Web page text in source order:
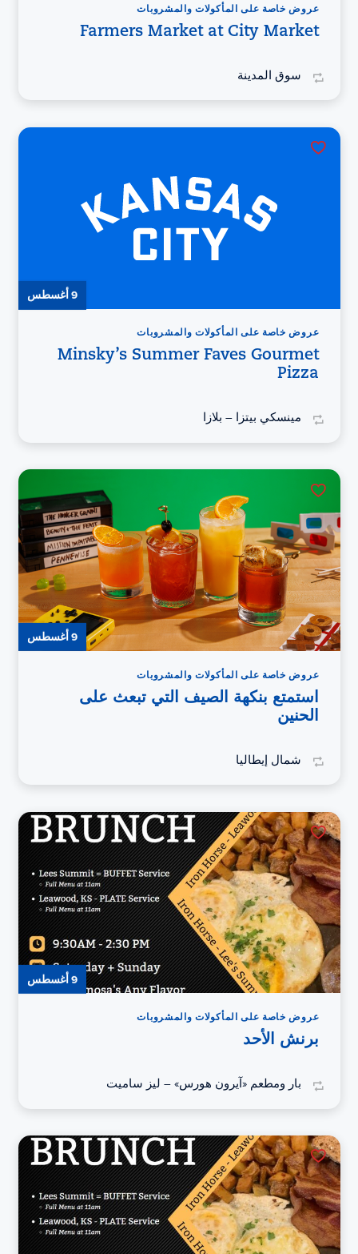
عروض خاصة على المأكولات والمشروبات
Farmers Market at City Market
سوق المدينة
9 أغسطس
عروض خاصة على المأكولات والمشروبات
Minsky’s Summer Faves Gourmet
Pizza
مينسكي بيتزا – بلازا
9 أغسطس
عروض خاصة على المأكولات والمشروبات
استمتع بنكهة الصيف التي تبعث على
الحنين
شمال إيطاليا
9 أغسطس
عروض خاصة على المأكولات والمشروبات
برنش الأحد
بار ومطعم «آيرون هورس» – ليز ساميت